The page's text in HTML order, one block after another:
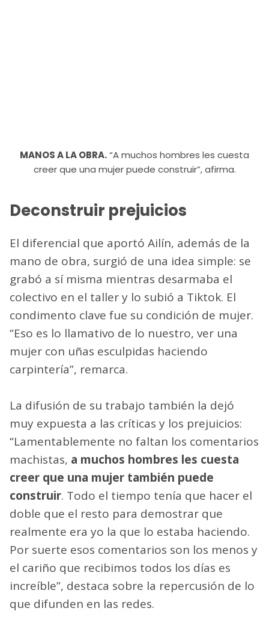
MANOS A LA OBRA.“A muchos hombres les cuesta
creer que una mujer puede construir”, afirma.
Deconstruir prejuicios
El diferencial que aportó Ailín, además de la
mano de obra, surgió de una idea simple: se
colectivo en el taller y lo subió a Tiktok. El
condimento clave fue su condición de mujer.
“Eso es lo llamativo de lo nuestro, ver una
mujer con uñas esculpidas haciendo
carpintería”, remarca.
La difusión de su trabajo también la dejó
muy expuesta a las críticas y los prejuicios:
“Lamentablemente no faltan los comentarios
machistas,a muchos hombres les cuesta
creer que una mujer también puede
construir. Todo el tiempo tenía que hacer el